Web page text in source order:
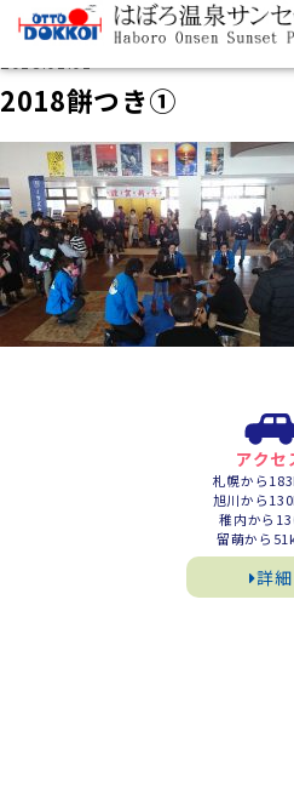
2018餅つき①
アクセ
札幌から
旭川から
稚内から
留萌から
詳細